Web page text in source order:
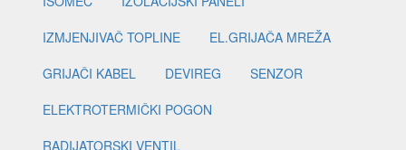
IZMJENJIVAČ TOPLINE
EL.GRIJAČA MREŽA
GRIJAČI KABEL
DEVIREG
SENZOR
ELEKTROTERMIČKI POGON
RADIJATORSKI VENTIL